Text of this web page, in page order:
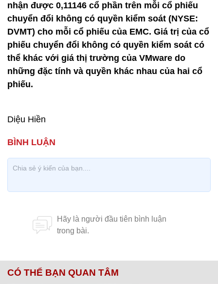
nhận được 0,11146 cổ phần trên mỗi cổ phiếu
chuyển đổi không có quyền kiểm soát (NYSE:
DVMT) cho mỗi cổ phiếu của EMC. Giá trị của cổ
phiếu chuyển đổi không có quyền kiểm soát có
thể khác với giá thị trường của VMware do
những đặc tính và quyền khác nhau của hai cổ
phiếu.
Diệu Hiền
CÓ THỂ BẠN QUAN TÂM